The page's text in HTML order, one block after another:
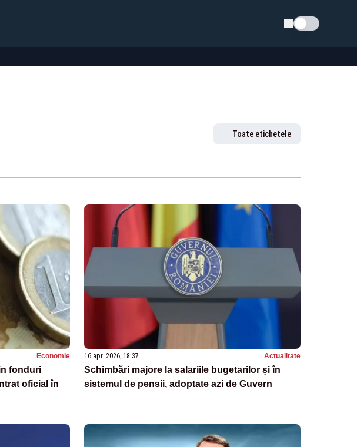
Schimba tema
Toate etichetele
Economie
fonduri
oficial în
16 apr. 2026, 18:37 Actualitate
Schimbări majore la salariile bugetarilor și în
sistemul de pensii, adoptate azi de Guvern